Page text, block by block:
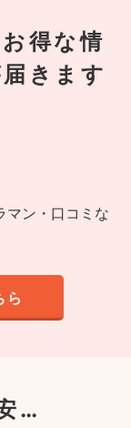
得な情
きます
マン・口コミな
ら
…